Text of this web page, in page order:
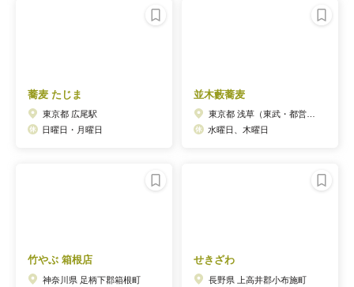
蕎麦 たじま
東京都 広尾駅
日曜日・月曜日
並木藪蕎麦
水曜日、木曜日
竹やぶ 箱根店
神奈川県 足柄下郡箱根町
せきざわ
長野県 上高井郡小布施町